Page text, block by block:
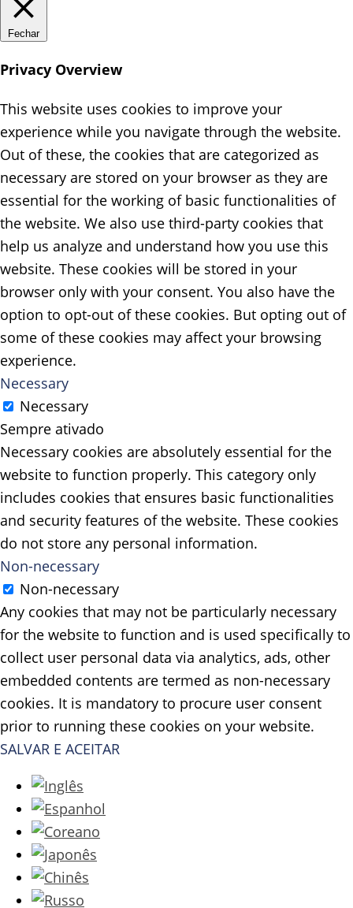
Fechar
Privacy Overview
This website uses cookies to improve your
experience while you navigate through the website.
Out of these, the cookies that are categorized as
necessary are stored on your browser as they are
essential for the working of basic functionalities of
the website. We also use third-party cookies that
help us analyze and understand how you use this
website. These cookies will be stored in your
browser only with your consent. You also have the
option to opt-out of these cookies. But opting out of
some of these cookies may affect your browsing
experience.
Necessary
Necessary
Sempre ativado
Necessary cookies are absolutely essential for the
website to function properly. This category only
includes cookies that ensures basic functionalities
and security features of the website. These cookies
do not store any personal information.
Non-necessary
Non-necessary
Any cookies that may not be particularly necessary
for the website to function and is used specifically to
collect user personal data via analytics, ads, other
embedded contents are termed as non-necessary
cookies. It is mandatory to procure user consent
prior to running these cookies on your website.
SALVAR E ACEITAR